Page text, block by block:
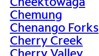
Chemung
Chenango Forks
Cherry Creek
Cherry Valley